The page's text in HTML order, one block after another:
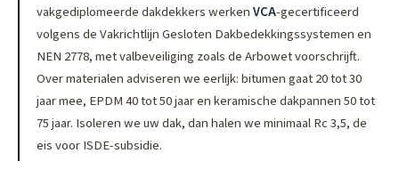
vakgediplomeerde dakdekkers werkenVCA-gecertificeerd
volgens de Vakrichtlijn Gesloten Dakbedekkingssystemen en
NEN 2778, met valbeveiliging zoals de Arbowet voorschrijft.
Over materialen adviseren we eerlijk: bitumen gaat 20 tot 30
jaar mee, EPDM 40 tot 50 jaar en keramische dakpannen 50 tot
75 jaar. Isoleren we uw dak, dan halen we minimaal Rc 3,5, de
eis voor ISDE-subsidie.